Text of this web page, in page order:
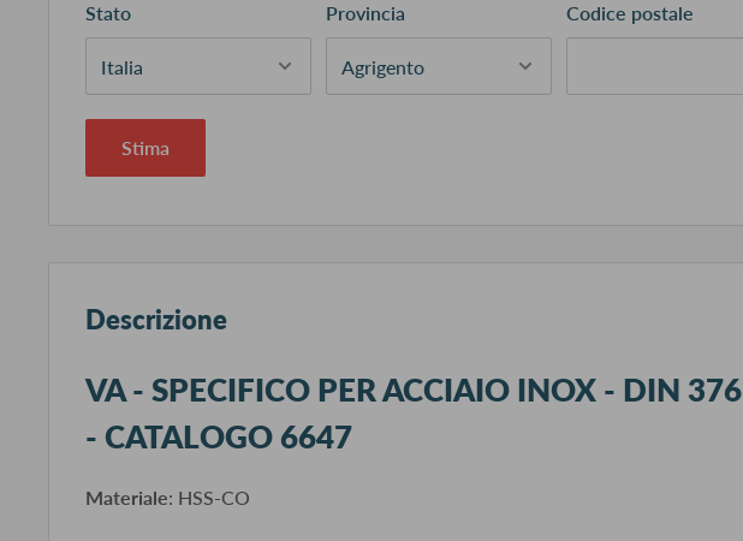
Stato Provincia Codice postale
Stima
Descrizione
VA - SPECIFICO PER ACCIAIO INOX - DIN 376
- CATALOGO 6647
Materiale: HSS-CO